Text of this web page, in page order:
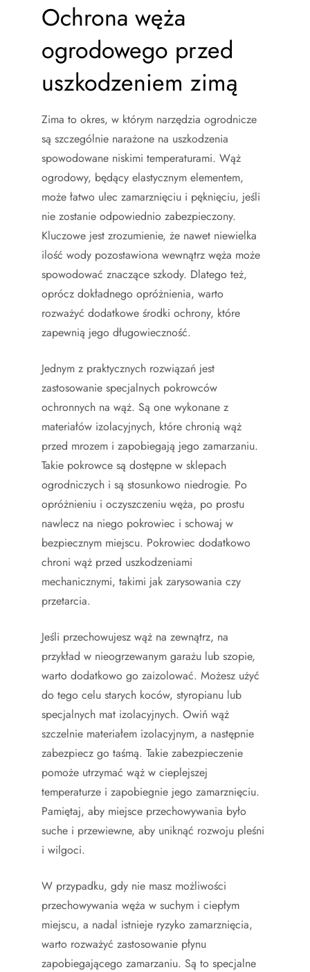
Ochrona węża
ogrodowego przed
uszkodzeniem zimą
Zima to okres, w którym narzędzia ogrodnicze
są szczególnie narażone na uszkodzenia
spowodowane niskimi temperaturami. Wąż
ogrodowy, będący elastycznym elementem,
może łatwo ulec zamarznięciu i pęknięciu, jeśli
nie zostanie odpowiednio zabezpieczony.
Kluczowe jest zrozumienie, że nawet niewielka
ilość wody pozostawiona wewnątrz węża może
spowodować znaczące szkody. Dlatego też,
oprócz dokładnego opróżnienia, warto
rozważyć dodatkowe środki ochrony, które
zapewnią jego długowieczność.
Jednym z praktycznych rozwiązań jest
zastosowanie specjalnych pokrowców
ochronnych na wąż. Są one wykonane z
materiałów izolacyjnych, które chronią wąż
przed mrozem i zapobiegają jego zamarzaniu.
Takie pokrowce są dostępne w sklepach
ogrodniczych i są stosunkowo niedrogie. Po
opróżnieniu i oczyszczeniu węża, po prostu
nawlecz na niego pokrowiec i schowaj w
bezpiecznym miejscu. Pokrowiec dodatkowo
chroni wąż przed uszkodzeniami
mechanicznymi, takimi jak zarysowania czy
przetarcia.
Jeśli przechowujesz wąż na zewnątrz, na
przykład w nieogrzewanym garażu lub szopie,
warto dodatkowo go zaizolować. Możesz użyć
do tego celu starych koców, styropianu lub
specjalnych mat izolacyjnych. Owiń wąż
szczelnie materiałem izolacyjnym, a następnie
zabezpiecz go taśmą. Takie zabezpieczenie
pomoże utrzymać wąż w cieplejszej
temperaturze i zapobiegnie jego zamarznięciu.
Pamiętaj, aby miejsce przechowywania było
suche i przewiewne, aby uniknąć rozwoju pleśni
i wilgoci.
W przypadku, gdy nie masz możliwości
przechowywania węża w suchym i ciepłym
miejscu, a nadal istnieje ryzyko zamarznięcia,
warto rozważyć zastosowanie płynu
zapobiegającego zamarzaniu. Są to specjalne